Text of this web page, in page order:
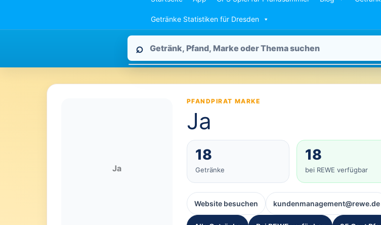
Getränke Statistiken für Dresden
Pfandpirat
durchsuchen
⌕
Ja
PFANDPIRAT MARKE
Ja
18
Getränke
18
bei REWE verfügbar
Website besuchen kundenmanagement@rewe.de